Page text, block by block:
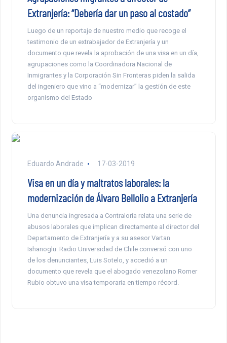
Extranjería: “Debería dar un paso al costado”
Luego de un reportaje de nuestro medio que recoge el
testimonio de un extrabajador de Extranjería y un
documento que revela la aprobación de una visa en un día,
agrupaciones como la Coordinadora Nacional de
Inmigrantes y la Corporación Sin Fronteras piden la salida
del ingeniero que vino a “modernizar” la gestión de este
organismo del Estado
Eduardo Andrade 17-03-2019
Visa en un día y maltratos laborales: la
modernización de Álvaro Bellolio a Extranjería
Una denuncia ingresada a Contraloría relata una serie de
abusos laborales que implican directamente al director del
Departamento de Extranjería y a su asesor Vartan
Ishanoglu. Radio Universidad de Chile conversó con uno
de los denunciantes, Luis Sotelo, y accedió a un
documento que revela que el abogado venezolano Romer
Rubio obtuvo una visa temporaria en tiempo récord.